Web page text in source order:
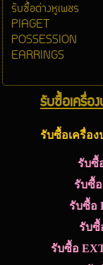
รับซื้อต่างหูเพชร
PIAGET
POSSESSION
EARRINGS
รับซื้อเครื่อ
รับซื้อเครื่อง
รับซื้
รับซื้
รับซื้อ
รับซื้
รับซื้อ